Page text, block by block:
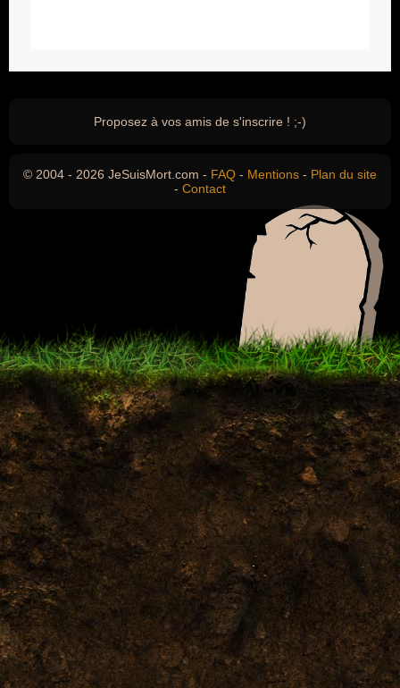
Proposez à vos amis de s'inscrire ! ;-)
© 2004 - 2026 JeSuisMort.com - FAQ - Mentions - Plan du site
- Contact